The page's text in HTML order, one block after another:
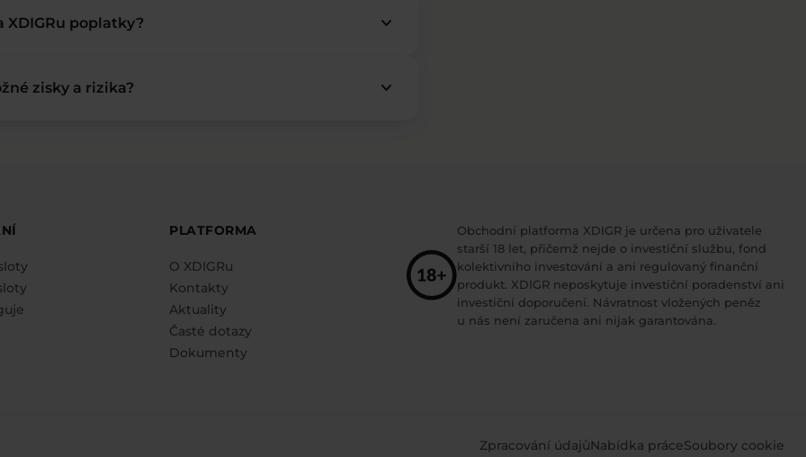
XDIGRu poplatky? keyboard_arrow_down
zisky a rizika? keyboard_arrow_down
PLATFORMA
O XDIGRu
Kontakty
Aktuality
Časté dotazy
Dokumenty
Obchodní platforma XDIGR je určena pro uživatele
starší 18 let, přičemž nejde o investiční službu, fond
kolektivního investování a ani regulovaný finanční
produkt. XDIGR neposkytuje investiční poradenství ani
investiční doporučení. Návratnost vložených peněz
u nás není zaručena ani nijak garantována.
Zpracování údajůNabídka práceSoubory cookie